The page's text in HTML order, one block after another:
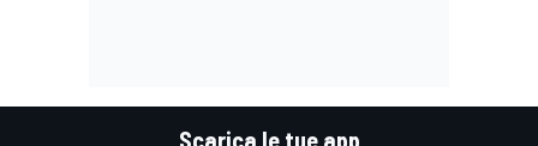
Scarica le tue app